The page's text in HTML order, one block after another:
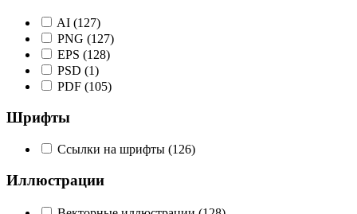
AI (127)
PNG (127)
EPS (128)
PSD (1)
PDF (105)
Шрифты
Ссылки на шрифты (126)
Иллюстрации